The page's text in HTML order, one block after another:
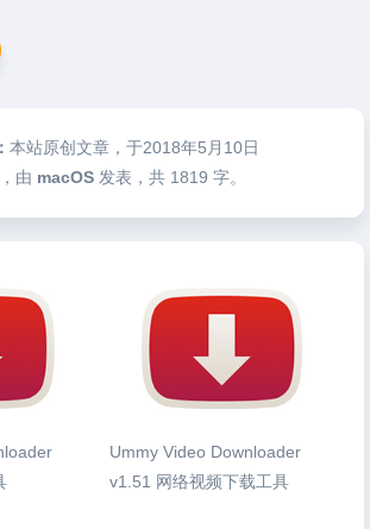
本站原创文章，于2018年5月10日
，由 macOS 发表，共 1819 字。
Ummy Video Downloader
v1.51 网络视频下载工具